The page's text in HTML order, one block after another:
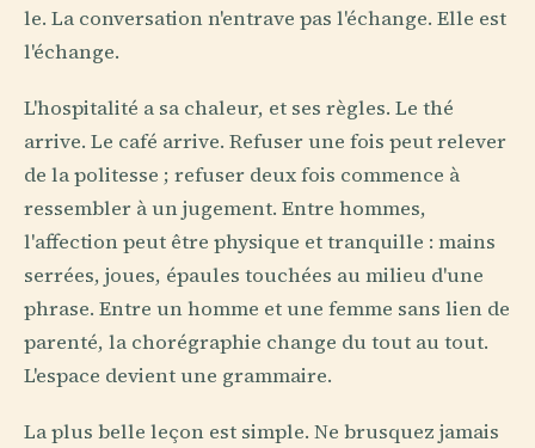
le. La conversation n'entrave pas l'échange. Elle est
l'échange.
L'hospitalité a sa chaleur, et ses règles. Le thé
arrive. Le café arrive. Refuser une fois peut relever
de la politesse ; refuser deux fois commence à
ressembler à un jugement. Entre hommes,
l'affection peut être physique et tranquille : mains
serrées, joues, épaules touchées au milieu d'une
phrase. Entre un homme et une femme sans lien de
parenté, la chorégraphie change du tout au tout.
L'espace devient une grammaire.
La plus belle leçon est simple. Ne brusquez jamais